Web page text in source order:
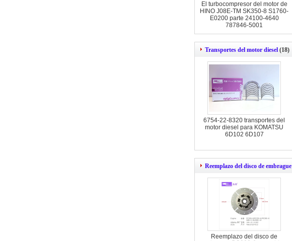
El turbocompresor del motor de
HINO J08E-TM SK350-8 S1760-
E0200 parte 24100-4640
787846-5001
Transportes del motor diesel (18)
6754-22-8320 transportes del
motor diesel para KOMATSU
6D102 6D107
Reemplazo del disco de embrague
Reemplazo del disco de